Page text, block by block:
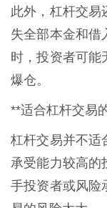
此外，杠杆交易
失全部本金和借
时，投资者可能
爆仓。
**适合杠杆交易
杠杆交易并不适
承受能力较高的
手投资者或风险